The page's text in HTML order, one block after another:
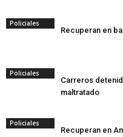
Policiales
Recuperan en
Policiales
Carreros
maltratado
Policiales
Recuperan en